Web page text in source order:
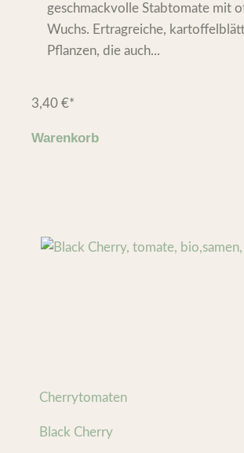
geschmackvolle Stabtomate mit
Wuchs. Ertragreiche,
Pflanzen, die auch...
3,40 €*
Warenkorb
Cherrytomaten
Black Cherry